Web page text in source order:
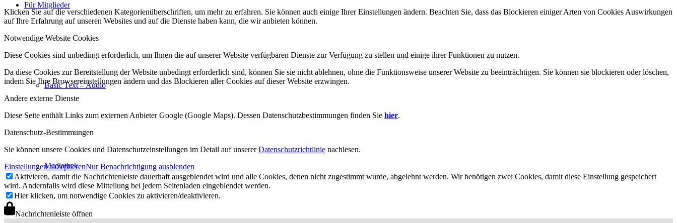
Für Mitglieder
Basic Text – Audio
Mediathek
Klicken Sie auf die verschiedenen Kategorienüberschriften, um mehr zu erfahren. Sie können auch einige Ihrer Einstellungen ändern. Beachten Sie, dass das Blockieren einiger Arten von Cookies Auswirkungen
auf Ihre Erfahrung auf unseren Websites und auf die Dienste haben kann, die wir anbieten können.
Notwendige Website Cookies
Diese Cookies sind unbedingt erforderlich, um Ihnen die auf unserer Website verfügbaren Dienste zur Verfügung zu stellen und einige ihrer Funktionen zu nutzen.
Da diese Cookies zur Bereitstellung der Website unbedingt erforderlich sind, können Sie sie nicht ablehnen, ohne die Funktionsweise unserer Website zu beeinträchtigen. Sie können sie blockieren oder löschen,
indem Sie Ihre Browsereinstellungen ändern und das Blockieren aller Cookies auf dieser Website erzwingen.
Andere externe Dienste
Diese Seite enthält Links zum externen Anbieter Google (Google Maps). Dessen Datenschutzbestimmungen finden Sie hier.
Datenschutz-Bestimmungen
Sie können unsere Cookies und Datenschutzeinstellungen im Detail auf unsererDatenschutzrichtlinie nachlesen.
Einstellungen akzeptierenNur Benachrichtigung ausblenden
Aktivieren, damit die Nachrichtenleiste dauerhaft ausgeblendet wird und alle Cookies, denen nicht zugestimmt wurde, abgelehnt werden. Wir benötigen zwei Cookies, damit diese Einstellung gespeichert
wird. Andernfalls wird diese Mitteilung bei jedem Seitenladen eingeblendet werden.
Hier klicken, um notwendige Cookies zu aktivieren/deaktivieren.
Nachrichtenleiste öffnen